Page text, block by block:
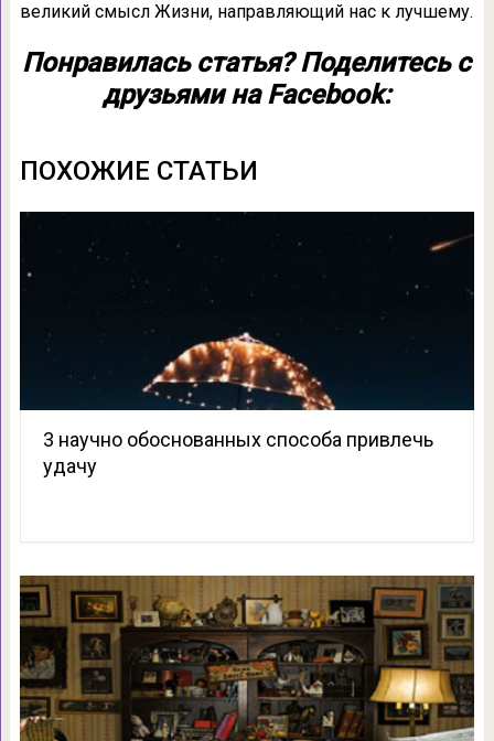
великий смысл Жизни, направляющий нас к лучшему.
Понравилась статья? Поделитесь с
друзьями на Facebook:
ПОХОЖИЕ СТАТЬИ
3 научно обоснованных способа привлечь
удачу